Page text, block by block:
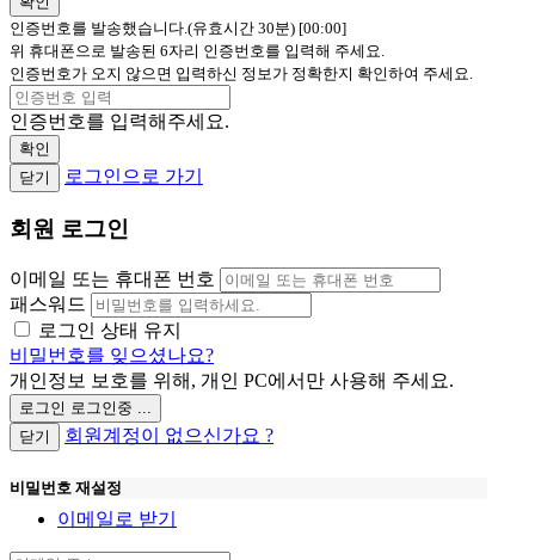
인증번호를 발송했습니다.(유효시간 30분) [00:00]
위 휴대폰으로 발송된 6자리 인증번호를 입력해 주세요.
인증번호가 오지 않으면 입력하신 정보가 정확한지 확인하여 주세요.
인증번호를 입력해주세요.
확인
닫기
로그인으로 가기
회원 로그인
이메일 또는 휴대폰 번호
패스워드
로그인 상태 유지
비밀번호를 잊으셨나요?
개인정보 보호를 위해, 개인 PC에서만 사용해 주세요.
로그인 로그인중 ...
닫기
회원계정이 없으신가요 ?
비밀번호 재설정
이메일로 받기